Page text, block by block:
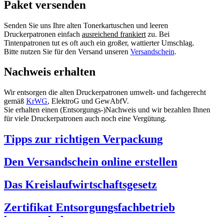
Paket versenden
Senden Sie uns Ihre alten Tonerkartuschen und leeren
Druckerpatronen einfach ausreichend frankiert zu. Bei
Tintenpatronen tut es oft auch ein großer, wattierter Umschlag.
Bitte nutzen Sie für den Versand unseren Versandschein.
Nachweis erhalten
Wir entsorgen die alten Druckerpatronen umwelt- und fachgerecht
gemäß KrWG, ElektroG und GewAbfV.
Sie erhalten einen (Entsorgungs-)Nachweis und wir bezahlen Ihnen
für viele Druckerpatronen auch noch eine Vergütung.
Tipps zur richtigen Verpackung
Den Versandschein online erstellen
Das Kreislaufwirtschaftsgesetz
Zertifikat Entsorgungsfachbetrieb